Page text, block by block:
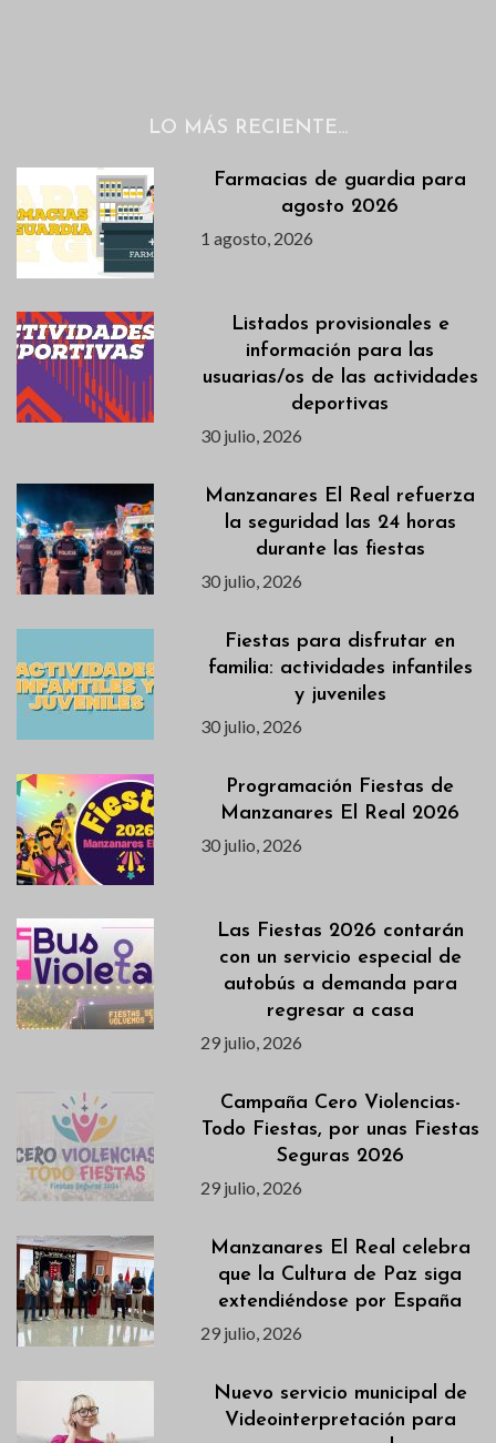
LO MÁS RECIENTE…
Farmacias de guardia para
agosto 2026
1 agosto, 2026
Listados provisionales e
información para las
usuarias/os de las actividades
deportivas
30 julio, 2026
Manzanares El Real refuerza
la seguridad las 24 horas
durante las fiestas
30 julio, 2026
Fiestas para disfrutar en
familia: actividades infantiles
y juveniles
30 julio, 2026
Programación Fiestas de
Manzanares El Real 2026
30 julio, 2026
Las Fiestas 2026 contarán
con un servicio especial de
autobús a demanda para
regresar a casa
29 julio, 2026
Campaña Cero Violencias-
Todo Fiestas, por unas Fiestas
Seguras 2026
29 julio, 2026
Manzanares El Real celebra
que la Cultura de Paz siga
extendiéndose por España
29 julio, 2026
Nuevo servicio municipal de
Videointerpretación para